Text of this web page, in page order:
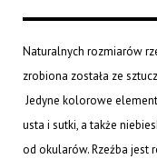
Naturalnych rozmiarów
zrobiona została ze
Jedyne kolorowe
usta i sutki, a także
od okularów. Rzeźba jest